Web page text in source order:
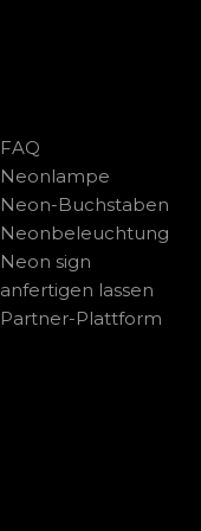
FAQ
Neonlampe
Neon-Buchstaben
Neonbeleuchtung
Neon sign
anfertigen lassen
Partner-Plattform